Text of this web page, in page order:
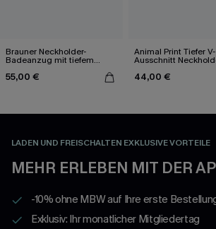
Brauner Neckholder-
Badeanzug mit tiefem
55,00 €
Animal Print Tiefer V-
Ausschnitt
44,00 €
LADEN UND FREISCHALTEN EXKLUSIVE VORTEILE
MEHR ERLEBEN MIT DER
-10% ohne MBW auf Ihre erste
Exklusiv: Ihr monatlicher Mitgliedertag